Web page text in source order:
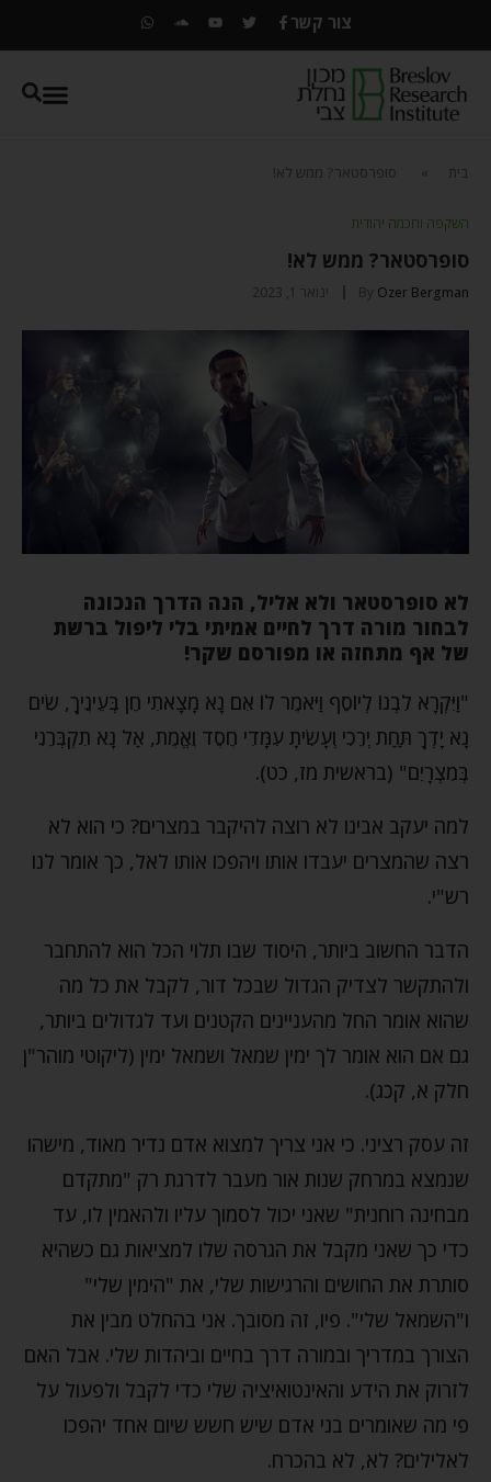
צור קשר
» סופרסטאר? ממש לא!
השקפה וחכמה יהודית
סופרסטאר? ממש לא!
ByOzer Bergman ינואר 1, 2023
לא סופרסטאר ולא אליל, הנה הדרך הנכונה
לבחור מורה דרך לחיים אמיתי בלי ליפול ברשת
של אף מתחזה או מפורסם שקר!
"וַיִּקְרָא לִבְנוֹ לְיוֹסֵף וַיֹּאמֶר לוֹ אִם נָא מָצָאתִי חֵן בְּעֵינֶיךָ, שִׂים
נָא יָדְךָ תַּחַת יְרֵכִי וְעָשִׂיתָ עִמָּדִי חֶסֶד וֶאֱמֶת, אַל נָא תִקְבְּרֵנִי
בְּמִצְרָיִם" (בראשית מז, כט).
למה יעקב אבינו לא רוצה להיקבר במצרים? כי הוא לא
רצה שהמצרים יעבדו אותו ויהפכו אותו לאל, כך אומר לנו
רש"י.
הדבר החשוב ביותר, היסוד שבו תלוי הכל הוא להתחבר
ולהתקשר לצדיק הגדול שבכל דור, לקבל את כל מה
שהוא אומר החל מהעניינים הקטנים ועד לגדולים ביותר,
גם אם הוא אומר לך ימין שמאל ושמאל ימין (ליקוטי מוהר"ן
חלק א, קכג).
זה עסק רציני. כי אני צריך למצוא אדם נדיר מאוד, מישהו
שנמצא במרחק שנות אור מעבר לדרגת רק "מתקדם
מבחינה רוחנית" שאני יכול לסמוך עליו ולהאמין לו, עד
כדי כך שאני מקבל את הגרסה שלו למציאות גם כשהיא
סותרת את החושים והרגישות שלי, את "הימין שלי"
ו"השמאל שלי". פיו, זה מסובך. אני בהחלט מבין את
הצורך במדריך ובמורה דרך בחיים וביהדות שלי. אבל האם
לזרוק את הידע והאינטואיציה שלי כדי לקבל ולפעול על
פי מה שאומרים בני אדם שיש חשש שיום אחד יהפכו
לאלילים? לא, לא בהכרח.